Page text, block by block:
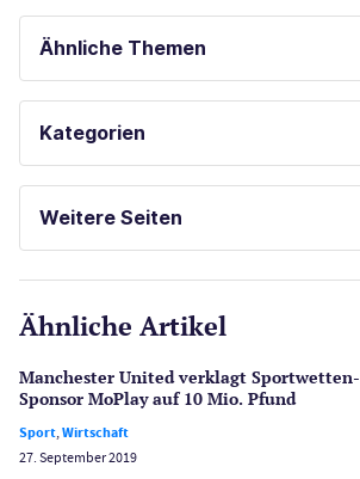
Ähnliche Themen
SPORTWETTEN
SPIELAUTOMATEN ONLINE SPIELEN
KOSTENLOSE SPIELE
Kategorien
Gesetzgebung
Lotterie
Poker
Weitere Seiten
CasinoOnline.de
PayPal Casinos
Ähnliche Artikel
Manchester United verklagt Sportwetten-
Sponsor MoPlay auf 10 Mio. Pfund
Sport,Wirtschaft
27. September 2019